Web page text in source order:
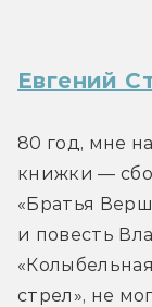
Евгений
80 год, мне
книжки —
«Братья
и повесть
стрел», не